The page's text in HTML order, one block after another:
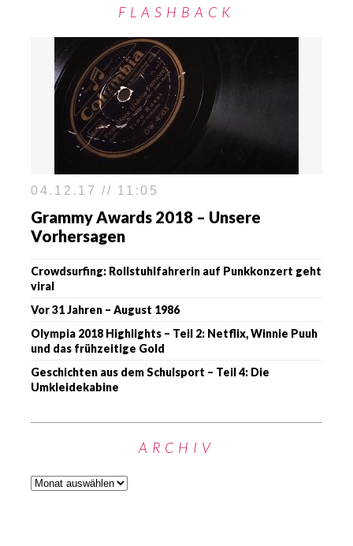
FLASHBACK
04.12.17 // 11:05
Grammy Awards 2018 – Unsere
Vorhersagen
Crowdsurfing: Rollstuhlfahrerin auf Punkkonzert geht
viral
Vor 31 Jahren – August 1986
Olympia 2018 Highlights – Teil 2: Netflix, Winnie Puuh
und das frühzeitige Gold
Geschichten aus dem Schulsport – Teil 4: Die
Umkleidekabine
ARCHIV